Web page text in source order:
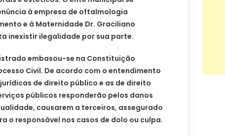
à empresa de oftalmologia
e à Maternidade Dr. Graciliano
inexistir ilegalidade por sua parte.
embasou-se na Constituição
Civil. De acordo com o entendimento
de direito público e as de direito
públicos responderão pelos danos
causarem a terceiros, assegurado
o responsável nos casos de dolo ou culpa.